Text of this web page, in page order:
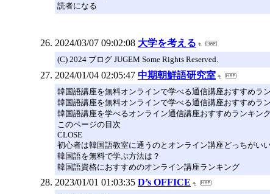
読者になる
2024/03/07 09:02:08 大学を考える
(C) 2024 ブログ JUGEM Some Rights Reserved.
2024/01/04 02:05:47 中期朝鮮語研究室
韓国語講座を無料オンラインで学べる通信講座おすすめラ
韓国語講座を無料オンラインで学べる通信講座おすすめラ
韓国語講座を学べるオンライン通信講座おすすめランキン
このページの目次
CLOSE
初心者は韓国語教室に通うのとオンライン講座どっちがい
韓国語を無料で学ぶ方法は？
韓国語資格におすすめのオンライン講座ランキング
2023/01/01 01:03:35 D’s OFFICE